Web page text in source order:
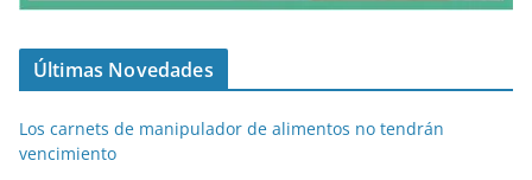
Últimas Novedades
Los carnets de manipulador de alimentos no tendrán
vencimiento